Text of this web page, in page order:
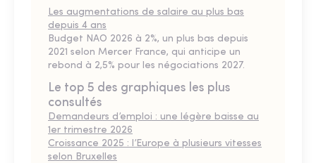
Les augmentations de salaire au plus bas
depuis 4 ans
Budget NAO 2026 à 2%, un plus bas depuis
2021 selon Mercer France, qui anticipe un
rebond à 2,5% pour les négociations 2027.
Le top 5 des graphiques les plus
consultés
Demandeurs d’emploi : une légère baisse au
1er trimestre 2026
Croissance 2025 : l’Europe à plusieurs vitesses
selon Bruxelles